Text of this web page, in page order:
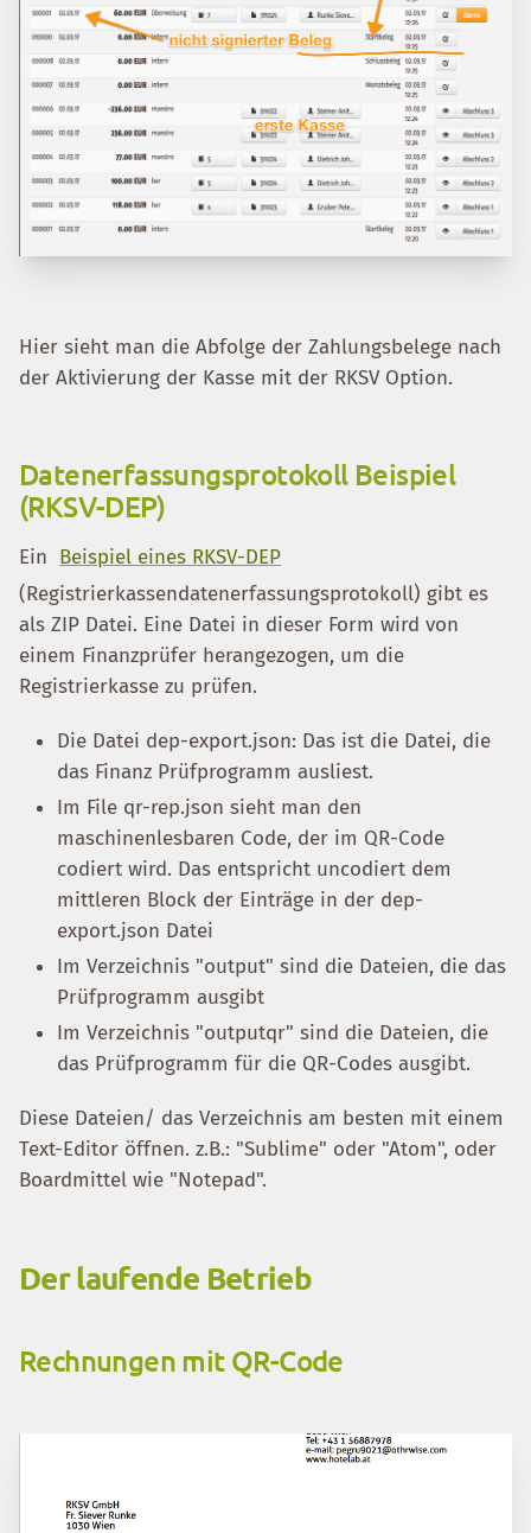
Hier sieht man die Abfolge der Zahlungsbelege nach
der Aktivierung der Kasse mit der RKSV Option.
Datenerfassungsprotokoll Beispiel
(RKSV-DEP)
Ein Beispiel eines RKSV-DEP
(Registrierkassendatenerfassungsprotokoll) gibt es
als ZIP Datei. Eine Datei in dieser Form wird von
einem Finanzprüfer herangezogen, um die
Registrierkasse zu prüfen.
Die Datei dep-export.json: Das ist die Datei, die
das Finanz Prüfprogramm ausliest.
Im File qr-rep.json sieht man den
maschinenlesbaren Code, der im QR-Code
codiert wird. Das entspricht uncodiert dem
mittleren Block der Einträge in der dep-
export.json Datei
Im Verzeichnis "output" sind die Dateien, die das
Prüfprogramm ausgibt
Im Verzeichnis "outputqr" sind die Dateien, die
das Prüfprogramm für die QR-Codes ausgibt.
Diese Dateien/ das Verzeichnis am besten mit einem
Text-Editor öffnen. z.B.: "Sublime" oder "Atom", oder
Boardmittel wie "Notepad".
Der laufende Betrieb
Rechnungen mit QR-Code